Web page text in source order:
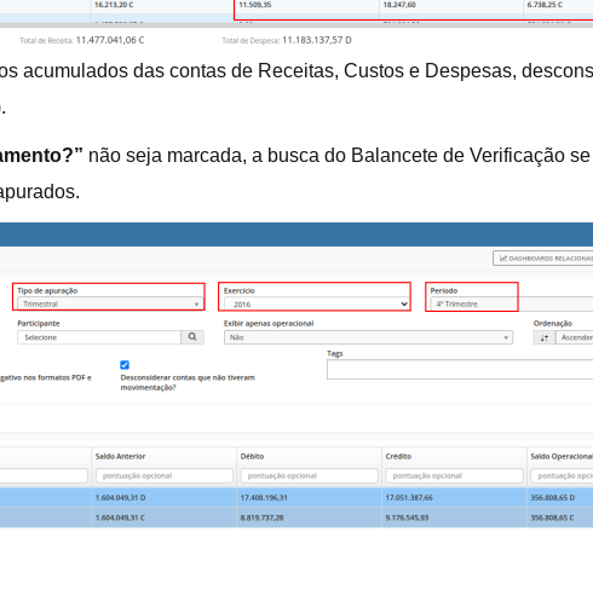
acumulados das contas de Receitas, Custos e Despesas,
não seja marcada, a busca do Balancete de Verificação